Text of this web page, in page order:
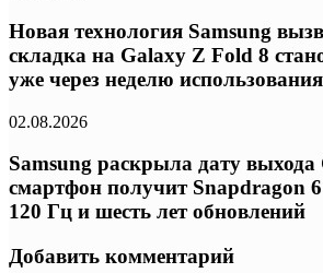
Новая технология Samsung
складка на Galaxy Z Fold 8
уже через неделю использования
02.08.2026
Samsung раскрыла дату
смартфон получит Snapdragon
120 Гц и шесть лет обновлений
Добавить комментарий